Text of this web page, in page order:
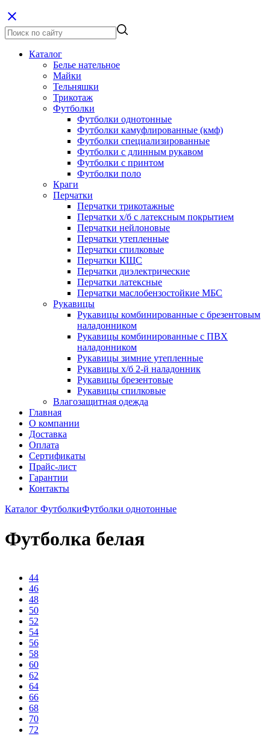
close
Каталог
Белье нательное
Майки
Тельняшки
Трикотаж
Футболки
Футболки однотонные
Футболки камуфлированные (кмф)
Футболки специализированные
Футболки с длинным рукавом
Футболки с принтом
Футболки поло
Краги
Перчатки
Перчатки трикотажные
Перчатки х/б с латексным покрытием
Перчатки нейлоновые
Перчатки утепленные
Перчатки спилковые
Перчатки КЩС
Перчатки диэлектрические
Перчатки латексные
Перчатки маслобензостойкие МБС
Рукавицы
Рукавицы комбинированные с брезентовым
наладонником
Рукавицы комбинированные с ПВХ
наладонником
Рукавицы зимние утепленные
Рукавицы х/б 2-й наладонник
Рукавицы брезентовые
Рукавицы спилковые
Влагозащитная одежда
Главная
О компании
Доставка
Оплата
Сертификаты
Прайс-лист
Гарантии
Контакты
Каталог ФутболкиФутболки однотонные
Футболка белая
44
46
48
50
52
54
56
58
60
62
64
66
68
70
72